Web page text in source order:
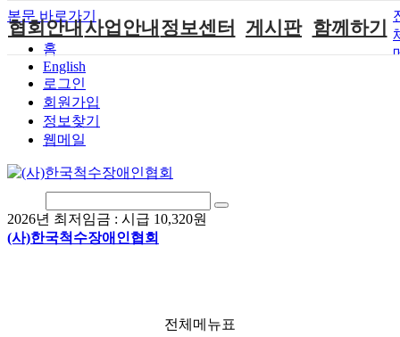
본문 바로가기
홈
English
로그인
회원가입
정보찾기
웹메일
2026년 최저임금 : 시급 10,320원
(사)한국척수장애인협회
협회안내
인사말
연혁
비전
조직도
척수장애란?
찾아오시는길
사업안내
단체지원사업
척수장애인재
활지원센터
척수장애인직
문화예술위원
회
정보센터 게시판 함께하기
전체메뉴표